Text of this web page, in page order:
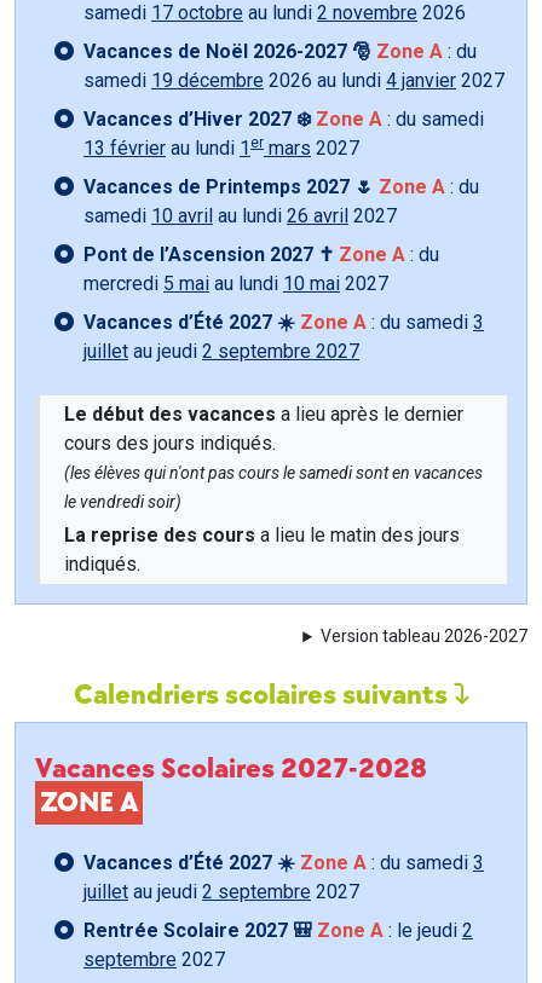
samedi 17 octobre au lundi 2 novembre 2026
Vacances de Noël 2026-2027 🎅 Zone A : du
samedi 19 décembre 2026 au lundi 4 janvier 2027
Vacances d’Hiver 2027 ❄️ Zone A : du samedi
13 février au lundi 1 er mars 2027
Vacances de Printemps 2027 🌷 Zone A : du
samedi 10 avril au lundi 26 avril 2027
Pont de l’Ascension 2027 ✝️ Zone A : du
mercredi 5 mai au lundi 10 mai 2027
Vacances d’Été 2027 ☀️ Zone A : du samedi 3
juillet au jeudi 2 septembre 2027
Le début des vacances a lieu après le dernier
cours des jours indiqués.
(les élèves qui n'ont pas cours le samedi sont en vacances
le vendredi soir)
La reprise des cours a lieu le matin des jours
indiqués.
Version tableau 2026-2027
Calendriers scolaires suivants
Vacances Scolaires 2027-2028
ZONE A
Vacances d’Été 2027 ☀️ Zone A : du samedi 3
juillet au jeudi 2 septembre 2027
Rentrée Scolaire 2027 🎒 Zone A : le jeudi 2
septembre 2027